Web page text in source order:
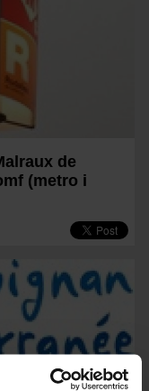
de
(metro i